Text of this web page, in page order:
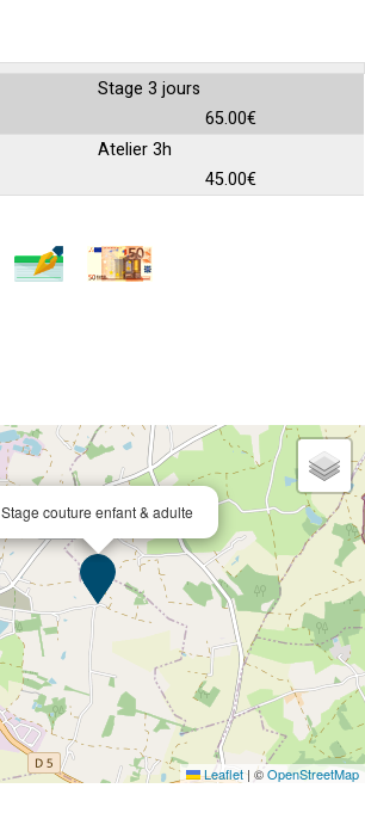
Stage 3 jours
65.00€
Atelier 3h
45.00€
Stage couture enfant & adulte
Leaflet| ©OpenStreetMap